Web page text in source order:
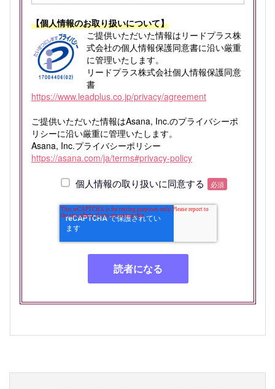
【個人情報のお取り扱いについて】
ご提供いただいた情報はリードプラス株
式会社の個人情報保護同意書に沿い厳重
に管理いたします。
リードプラス株式会社個人情報保護同意
書
https://www.leadplus.co.jp/privacy/agreement
ご提供いただいた情報はAsana, Inc.のプライバシーポ
リシーに沿い厳重に管理いたします。
Asana, Inc.プライバシーポリシー
https://asana.com/ja/terms#privacy-policy
個人情報の取り扱いに同意する 必須